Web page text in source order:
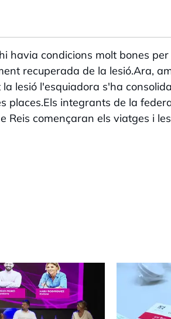
havia condicions molt bones
recuperada de la lesió.Ara,
lesió l'esquiadora s'ha
places.Els integrants de la
Reis començaran els viatges i